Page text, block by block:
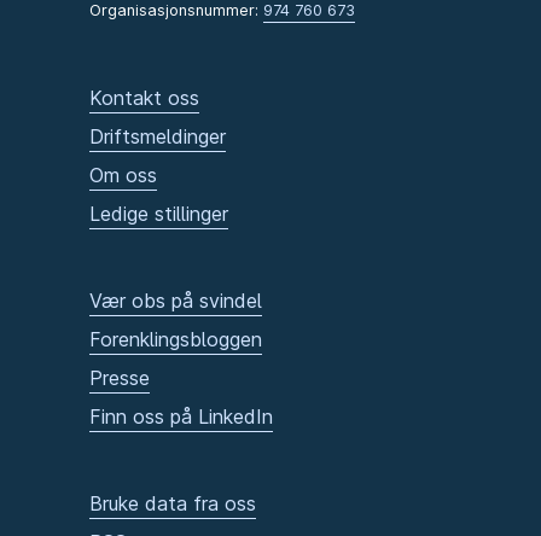
Organisasjonsnummer: 974 760 673
Kontakt oss
Driftsmeldinger
Om oss
Ledige stillinger
Vær obs på svindel
Forenklingsbloggen
Presse
Finn oss på LinkedIn
Bruke data fra oss